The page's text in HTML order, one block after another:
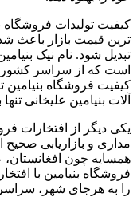
کیفیت تولیدات فروشگاه
ترین قیمت بازار باعث
تبدیل شود. نام نیک
است که از سراسر کشور
کیفیت فروشگاه
آلات بنیامین علیخانی
یکی دیگر از افتخارات
مداری و بازاریابی
همسایه چون
فروشگاه بنیامین با
را به هرجای شهر،